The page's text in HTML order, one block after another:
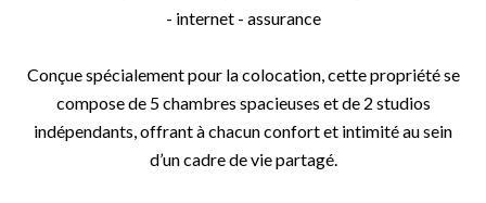
- internet - assurance
Conçue spécialement pour la colocation, cette propriété se
compose de 5 chambres spacieuses et de 2 studios
indépendants, offrant à chacun confort et intimité au sein
d’un cadre de vie partagé.